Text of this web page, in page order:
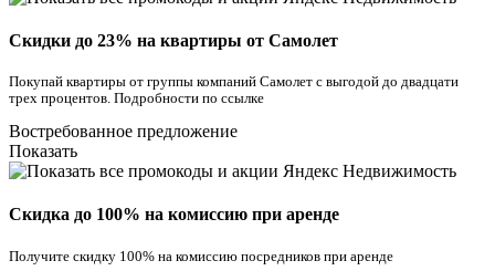
Скидки до 23% на квартиры от Самолет
Покупай квартиры от группы компаний Самолет с выгодой до двадцати
трех процентов. Подробности по ссылке
Востребованное предложение
Показать
Скидка до 100% на комиссию при аренде
Получите скидку 100% на комиссию посредников при аренде